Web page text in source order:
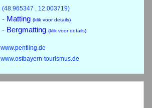
(48.965347 , 12.003719)
- Matting (klik voor details)
- Bergmatting (klik voor details)
www.pentling.de
www.ostbayern-tourismus.de